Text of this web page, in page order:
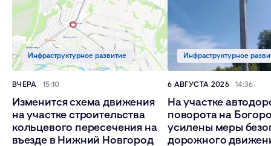
Изменится схема движения
на участке строительства
кольцевого пересечения на
въезде в Нижний Новгород
Инфраструктурное развитие
ВЧЕРА 15:10
На участке
поворота на
усилены меры
дорожного
Инфраструктурное
6 АВГУСТА 2026 14:36